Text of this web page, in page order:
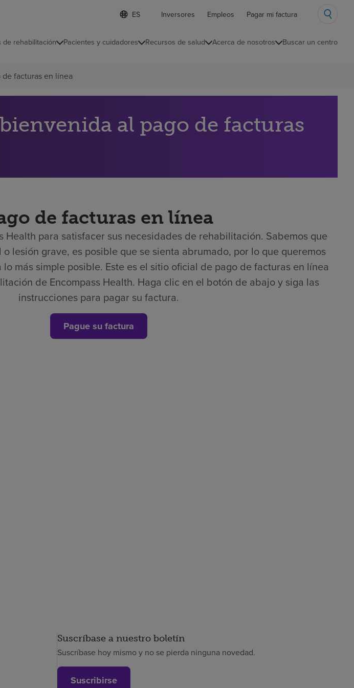
Lista
de
contraída
d
o
m
e
i
Inversores Empleos Pagar mi factura
de rehabilitación Pacientes y cuidadores Recursos de salud Acerca de nosotros Buscar un centro
facturas en línea
al pago de facturas
de facturas en línea
Health para satisfacer sus necesidades de rehabilitación. Sabemos que
lesión grave, es posible que se sienta abrumado, por lo que queremos
más simple posible. Este es el sitio oficial de pago de facturas en línea
de Encompass Health. Haga clic en el botón de abajo y siga las
instrucciones para pagar su factura.
Pague su factura
Suscríbase a nuestro boletín
Suscríbase hoy mismo y no se pierda ninguna novedad.
Suscribirse